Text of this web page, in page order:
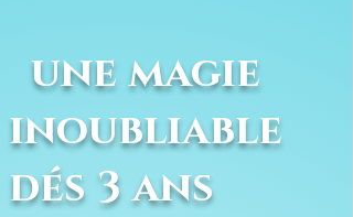
une magie
inoubliable
dés 3 ans